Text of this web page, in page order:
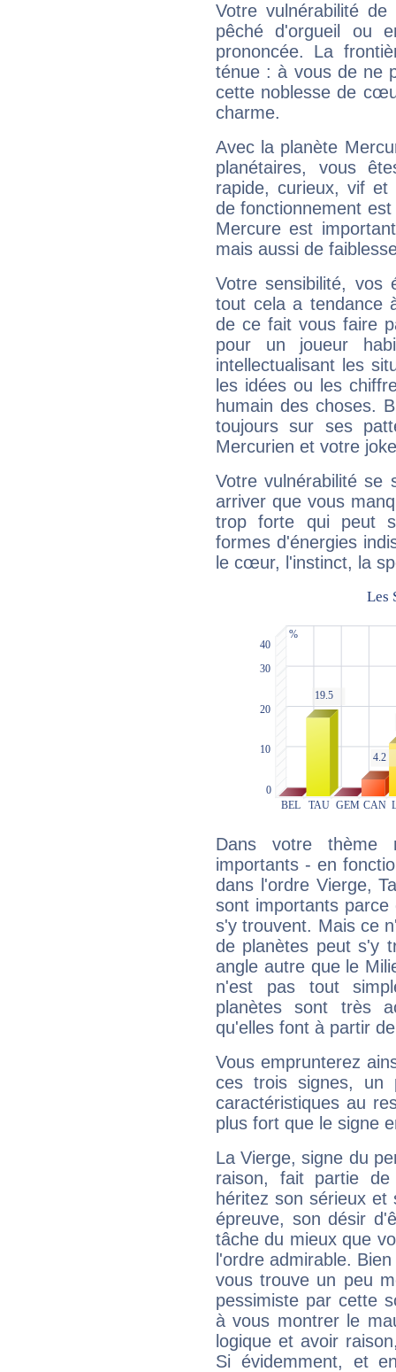
Votre vulnérabilité
pêché d'orgueil ou
prononcée. La
ténue : à vous de ne
cette noblesse de
charme.
Avec la planète
planétaires, vous
rapide, curieux, vif et
de fonctionnement
Mercure est
mais aussi de
Votre sensibilité,
tout cela a tendance
de ce fait vous faire
pour un joueur
intellectualisant les
les idées ou les
humain des choses.
toujours sur ses
Mercurien et votre
Votre vulnérabilité se
arriver que vous
trop forte qui peut
formes d'énergies
le cœur, l'instinct, la
Dans votre thème
importants - en
dans l'ordre Vierge,
sont importants parce
s'y trouvent. Mais ce
de planètes peut s'y
angle autre que le
n'est pas tout
planètes sont très
qu'elles font à partir
Vous emprunterez
ces trois signes, un
caractéristiques au
plus fort que le signe
La Vierge, signe du
raison, fait partie
héritez son sérieux
épreuve, son désir
tâche du mieux que
l'ordre admirable.
vous trouve un peu
pessimiste par cette
à vous montrer le
logique et avoir
Si évidemment, et